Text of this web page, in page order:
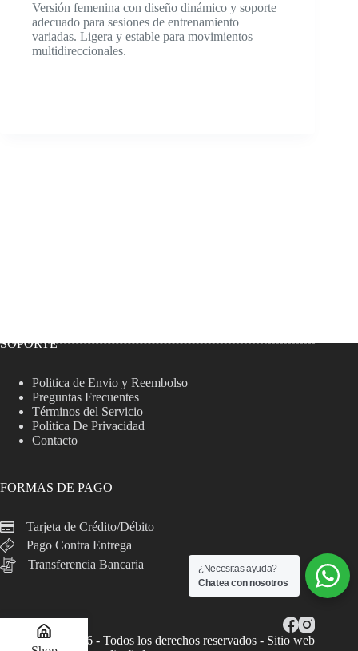
Versión femenina con diseño dinámico y soporte
adecuado para sesiones de entrenamiento
variadas. Ligera y estable para movimientos
multidireccionales.
SOPORTE
Politica de Envio y Reembolso
Preguntas Frecuentes
Términos del Servicio
Política De Privacidad
Contacto
FORMAS DE PAGO
Tarjeta de Crédito/Débito
Pago Contra Entrega
Transferencia Bancaria
Copyright © 2026 - Todos los derechos reservados - Sitio web
¿Necesitas ayuda?
Chatea con nosotros